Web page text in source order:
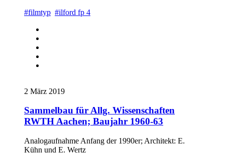
#filmtyp #ilford fp 4
2 März 2019
Sammelbau für Allg. Wissenschaften
RWTH Aachen; Baujahr 1960-63
Analogaufnahme Anfang der 1990er; Architekt: E.
Kühn und E. Wertz